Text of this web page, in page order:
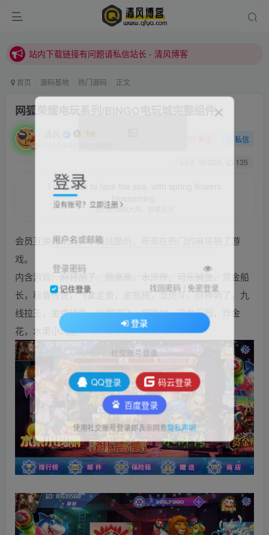
站内下载链接有问题请私信站长 - 清风博客
站内下载链接有问题请私信站长 - 清风博客
首页 源码基地 热门源码 正文
网狐荣耀电玩系列/BINGO电玩城完整组件
私信
135
I only wish to face the sea, with spring flowers
blossoming.
我只愿面朝大海，春暖花开
会员互换得来的，UI挺炫酷的，带现在热门的麻将胡了游
戏。
内含游戏：麻将胡了，跳高高，水浒传，可乐捕鱼，赏金船
长，秘鲁传说，飞禽走兽，金瓶梅，龙虎斗，财神到了，九
线拉王，金蟾捕鱼，比翼双飞，摇钱树，寻龙乐园，炸金
花，水果小玛丽
登录
没有账号？立即注册
用户名或邮箱
登录密码
记住登录 找回密码 免密登录
登录
社交账号登录
QQ登录
码云登录
百度登录
使用社交账号登录即表示同意隐私声明